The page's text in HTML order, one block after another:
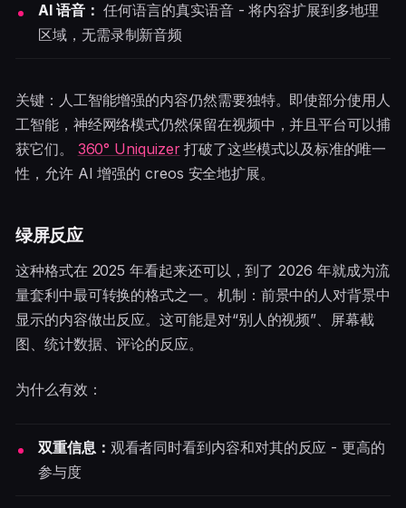
AI 语音： 任何语言的真实语音 - 将内容扩展到多地理
区域，无需录制新音频
关键：人工智能增强的内容仍然需要独特。即使部分使用人
工智能，神经网络模式仍然保留在视频中，并且平台可以捕
获它们。 360° Uniquizer打破了这些模式以及标准的唯一
性，允许 AI 增强的 creos 安全地扩展。
绿屏反应
这种格式在 2025 年看起来还可以，到了 2026 年就成为流
量套利中最可转换的格式之一。机制：前景中的人对背景中
显示的内容做出反应。这可能是对“别人的视频”、屏幕截
图、统计数据、评论的反应。
为什么有效：
双重信息： 观看者同时看到内容和对其的反应 - 更高的
参与度